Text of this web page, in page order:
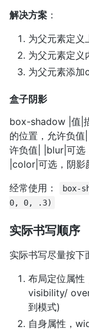
解决方案 ：
为父元素定义
为父元素定义
为父元素添
盒子阴影
box-shadow |值|
的位置，允许负
许负值| |blur|可选
|color|可选，阴影
经常使用：
box-
0, 0, .3)
实际书写顺序
实际书写尽量按下
布局定位属
visibility/
到模式)
自身属性，